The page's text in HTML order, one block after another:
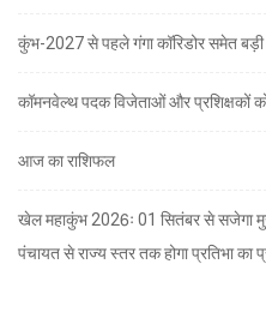
कुंभ-2027 से पहले गंगा कॉरिडोर समेत बड़ी
कॉमनवेल्थ पदक विजेताओं और प्रशिक्षकों को
आज का राशिफल
खेल महाकुंभ 2026ः 01 सितंबर से सजेगा
पंचायत से राज्य स्तर तक होगा प्रतिभा का